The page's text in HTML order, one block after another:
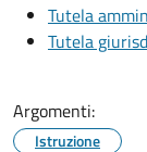
Tutela
Tutela
Argomenti:
Istruzione